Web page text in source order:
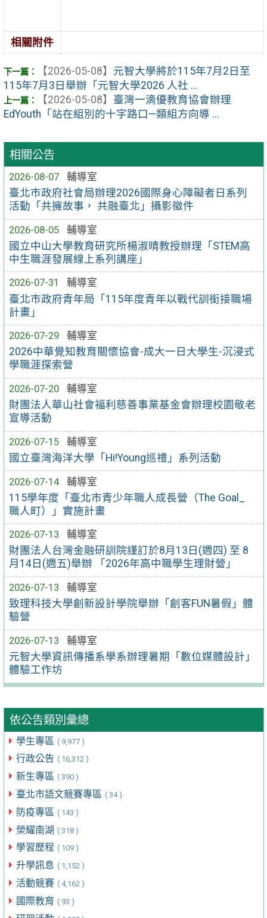
相關公告
2026-08-07
輔導室
臺北市政府社會局辦理2026國際身心障礙者日系列
活動「共擁故事， 共融臺北」攝影徵件
2026-08-05
輔導室
國立中山大學教育研究所楊淑晴教授辦理「STEM高
中生職涯發展線上系列講座」
2026-07-31
輔導室
臺北市政府青年局「115年度青年以戰代訓銜接職場
計畫」
2026-07-29
輔導室
2026中華覺知教育關懷協會-成大一日大學生-沉浸式
學職涯探索營
2026-07-20
輔導室
財團法人華山社會福利慈善事業基金會辦理校園敬老
宣導活動
2026-07-15
輔導室
國立臺灣海洋大學「Hi!Young巡禮」系列活動
2026-07-14
輔導室
115學年度「臺北市青少年職人成長營（The Goal_
職人町）」實施計畫
2026-07-13
輔導室
財團法人台灣金融研訓院謹訂於8月13日(週四) 至 8
月14日(週五)舉辦 「2026年高中職學生理財營」
2026-07-13
輔導室
致理科技大學創新設計學院舉辦「創客FUN暑假」體
驗營
2026-07-13
輔導室
元智大學資訊傳播系學系辦理暑期「數位媒體設計」
體驗工作坊
依公告類別彙總
學生專區 ( 9,977 )
行政公告 ( 16,312 )
新生專區 ( 390 )
臺北市語文競賽專區 ( 34 )
防疫專區 ( 143 )
榮耀南湖 ( 318 )
學習歷程 ( 109 )
升學訊息 ( 1,152 )
活動競賽 ( 4,162 )
國際教育 ( 93 )
相關附件
【2026-05-08】 元智大學將於115年7月2日至
115年7月3日舉辦「元智大學2026 人社 ...
【2026-05-08】 臺灣一滴優教育協會辦理
EdYouth「站在組別的十字路口—類組方向導 ...